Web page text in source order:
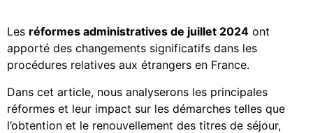
Les réformes administratives de juillet 2024 ont
apporté des changements significatifs dans les
procédures relatives aux étrangers en France.
Dans cet article, nous analyserons les principales
réformes et leur impact sur les démarches telles que
l’obtention et le renouvellement des titres de séjour,